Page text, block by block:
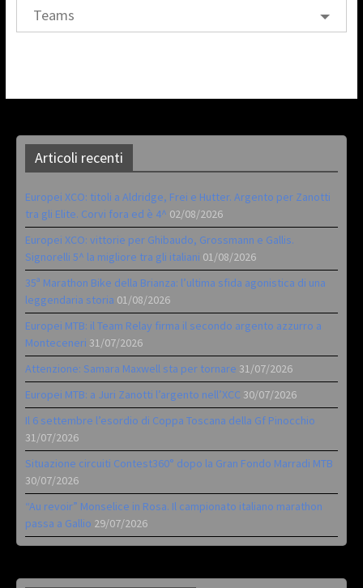
Teams
Articoli recenti
Europei XCO: titoli a Aldridge, Frei e Hutter. Argento per Zanotti
tra gli Elite. Corvi fora ed è 4^ 02/08/2026
Europei XCO: vittorie per Ghibaudo, Grossmann e Gallis.
Signorelli 5^ la migliore tra gli italiani 01/08/2026
35ª Marathon Bike della Brianza: l’ultima sfida agonistica di una
leggendaria storia 01/08/2026
Europei MTB: il Team Relay firma il secondo argento azzurro a
Monteceneri 31/07/2026
Attenzione: Samara Maxwell sta per tornare 31/07/2026
Europei MTB: a Juri Zanotti l’argento nell’XCC 30/07/2026
Il 6 settembre l’esordio di Coppa Toscana della Gf Pinocchio
31/07/2026
Situazione circuiti Contest360° dopo la Gran Fondo Marradi MTB
30/07/2026
“Au revoir” Monselice in Rosa. Il campionato italiano marathon
passa a Gallio 29/07/2026